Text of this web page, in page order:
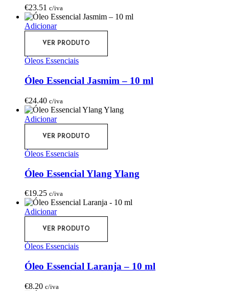
€23.51 c/iva
Adicionar
VER PRODUTO
Óleos Essenciais
Óleo Essencial Jasmim – 10 ml
€24.40 c/iva
Adicionar
VER PRODUTO
Óleos Essenciais
Óleo Essencial Ylang Ylang
€19.25 c/iva
Adicionar
VER PRODUTO
Óleos Essenciais
Óleo Essencial Laranja – 10 ml
€8.20 c/iva